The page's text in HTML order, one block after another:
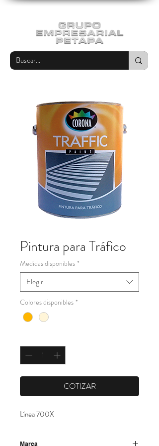
Pintura para Tráfico
Medidas disponibles *
Elegir
Colores disponibles *
COTIZAR
Línea 700X
Marca